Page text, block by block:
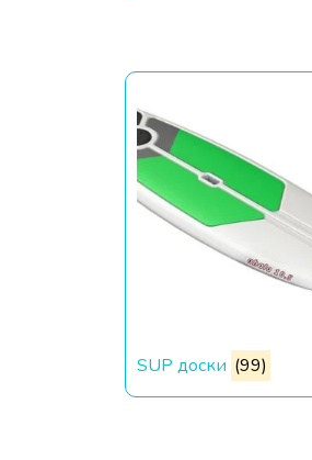
SUP доски (99)